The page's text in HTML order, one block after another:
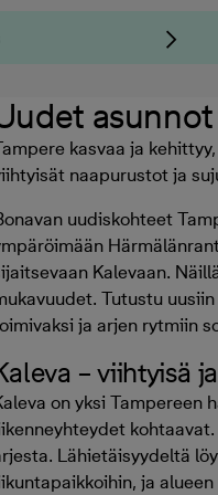
kasvaa ja
naapurustot ja
uudiskohteet
Kalevaan.
Tutustu
ja arjen rytmiin
– viihtyisä
on yksi Tampereen
Lähietäisyydeltä
ja